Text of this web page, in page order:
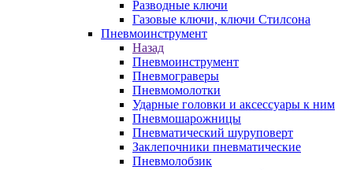
Разводные ключи
Газовые ключи, ключи Стилсона
Пневмоинструмент
Назад
Пневмоинструмент
Пневмограверы
Пневмомолотки
Ударные головки и аксессуары к ним
Пневмошарожницы
Пневматический шуруповерт
Заклепочники пневматические
Пневмолобзик